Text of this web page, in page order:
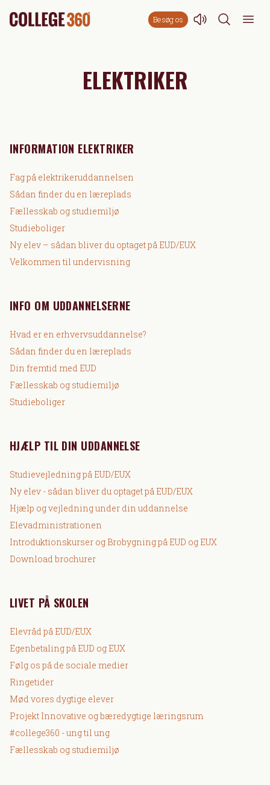
Besøg os
ELEKTRIKER
INFORMATION ELEKTRIKER
Fag på elektrikeruddannelsen
Sådan finder du en læreplads
Fællesskab og studiemiljø
Studieboliger
Ny elev – sådan bliver du optaget på EUD/EUX
Velkommen til undervisning
INFO OM UDDANNELSERNE
Hvad er en erhvervsuddannelse?
Sådan finder du en læreplads
Din fremtid med EUD
Fællesskab og studiemiljø
Studieboliger
HJÆLP TIL DIN UDDANNELSE
Studievejledning på EUD/EUX
Ny elev - sådan bliver du optaget på EUD/EUX
Hjælp og vejledning under din uddannelse
Elevadministrationen
Introduktionskurser og Brobygning på EUD og EUX
Download brochurer
LIVET PÅ SKOLEN
Elevråd på EUD/EUX
Egenbetaling på EUD og EUX
Følg os på de sociale medier
Ringetider
Mød vores dygtige elever
Projekt Innovative og bæredygtige læringsrum
#college360 - ung til ung
Fællesskab og studiemiljø